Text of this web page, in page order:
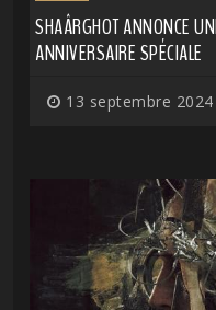
SHAÂRGHOT ANNONCE
ANNIVERSAIRE SPÉCIALE
13 septembre 2024